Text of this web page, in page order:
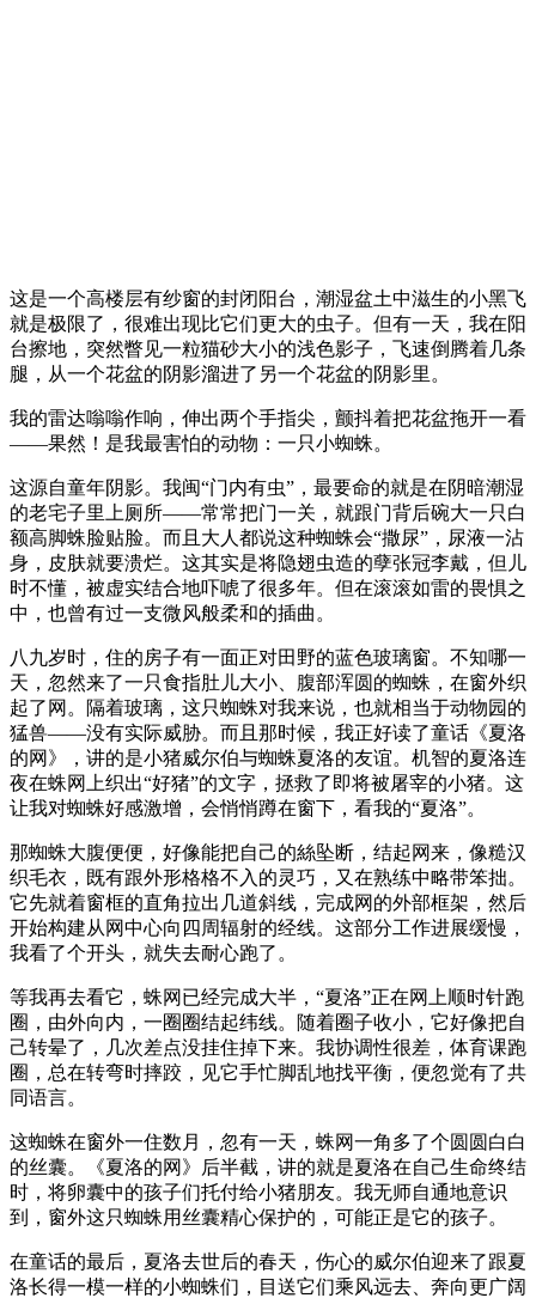
这是一个高楼层有纱窗的封闭阳台，潮湿盆土中滋生的小黑飞
就是极限了，很难出现比它们更大的虫子。但有一天，我在阳
台擦地，突然瞥见一粒猫砂大小的浅色影子，飞速倒腾着几条
腿，从一个花盆的阴影溜进了另一个花盆的阴影里。
我的雷达嗡嗡作响，伸出两个手指尖，颤抖着把花盆拖开一看
——果然！是我最害怕的动物：一只小蜘蛛。
这源自童年阴影。我闽“门内有虫”，最要命的就是在阴暗潮湿
的老宅子里上厕所——常常把门一关，就跟门背后碗大一只白
额高脚蛛脸贴脸。而且大人都说这种蜘蛛会“撒尿”，尿液一沾
身，皮肤就要溃烂。这其实是将隐翅虫造的孽张冠李戴，但儿
时不懂，被虚实结合地吓唬了很多年。但在滚滚如雷的畏惧之
中，也曾有过一支微风般柔和的插曲。
八九岁时，住的房子有一面正对田野的蓝色玻璃窗。不知哪一
天，忽然来了一只食指肚儿大小、腹部浑圆的蜘蛛，在窗外织
起了网。隔着玻璃，这只蜘蛛对我来说，也就相当于动物园的
猛兽——没有实际威胁。而且那时候，我正好读了童话《夏洛
的网》，讲的是小猪威尔伯与蜘蛛夏洛的友谊。机智的夏洛连
夜在蛛网上织出“好猪”的文字，拯救了即将被屠宰的小猪。这
让我对蜘蛛好感激增，会悄悄蹲在窗下，看我的“夏洛”。
那蜘蛛大腹便便，好像能把自己的絲坠断，结起网来，像糙汉
织毛衣，既有跟外形格格不入的灵巧，又在熟练中略带笨拙。
它先就着窗框的直角拉出几道斜线，完成网的外部框架，然后
开始构建从网中心向四周辐射的经线。这部分工作进展缓慢，
我看了个开头，就失去耐心跑了。
等我再去看它，蛛网已经完成大半，“夏洛”正在网上顺时针跑
圈，由外向内，一圈圈结起纬线。随着圈子收小，它好像把自
己转晕了，几次差点没挂住掉下来。我协调性很差，体育课跑
圈，总在转弯时摔跤，见它手忙脚乱地找平衡，便忽觉有了共
同语言。
这蜘蛛在窗外一住数月，忽有一天，蛛网一角多了个圆圆白白
的丝囊。《夏洛的网》后半截，讲的就是夏洛在自己生命终结
时，将卵囊中的孩子们托付给小猪朋友。我无师自通地意识
到，窗外这只蜘蛛用丝囊精心保护的，可能正是它的孩子。
在童话的最后，夏洛去世后的春天，伤心的威尔伯迎来了跟夏
洛长得一模一样的小蜘蛛们，目送它们乘风远去、奔向更广阔